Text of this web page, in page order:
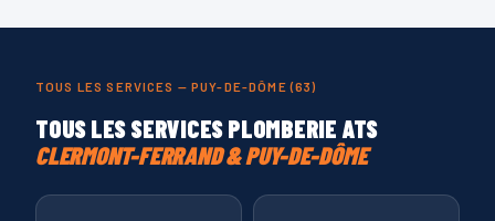
TOUS LES SERVICES — PUY-DE-DÔME (63)
TOUS LES SERVICES PLOMBERIE ATS
CLERMONT-FERRAND & PUY-DE-DÔME